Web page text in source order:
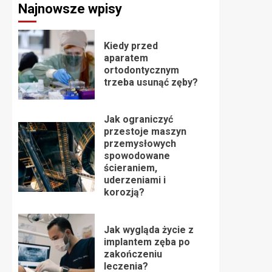
Najnowsze wpisy
Kiedy przed
aparatem
ortodontycznym
trzeba usunąć zęby?
Jak ograniczyć
przestoje maszyn
przemysłowych
spowodowane
ścieraniem,
uderzeniami i
korozją?
Jak wygląda życie z
implantem zęba po
zakończeniu
leczenia?